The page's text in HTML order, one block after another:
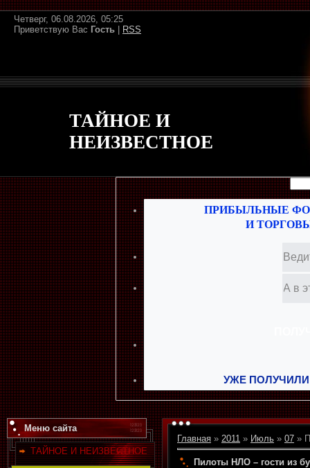
Четверг, 06.08.2026, 05:25
Приветствую Вас Гость RSS
ТАЙНОЕ И
НЕИЗВЕСТНОЕ
ПРИБЫЛЬНЫЕ
И
УЖЕ
Меню сайта
ТАЙНОЕ И НЕИЗВЕСТНОЕ
Главная » 2011 » Июль » 07 »
Пилоты НЛО – гости из